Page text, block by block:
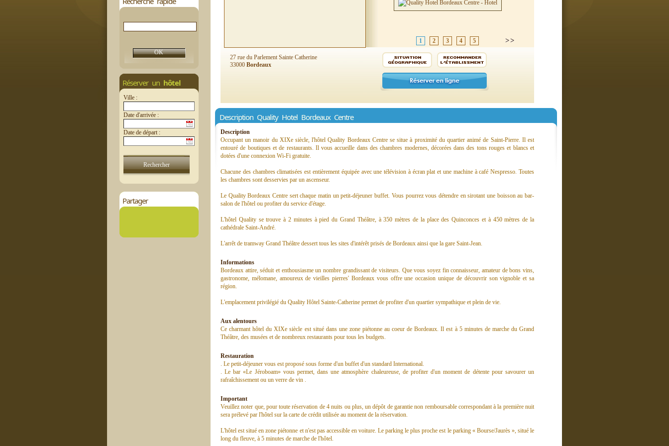
Réserver un hôtel
Ville :
Date d'arrivée :
Date de départ :
Partager
1 2 3 4 5
27 rue du Parlement Sainte Catherine
33000 Bordeaux
Description Quality Hotel Bordeaux Centre
Description
Occupant un manoir du XIXe siècle, l'hôtel Quality Bordeaux Centre se situe à proximité du quartier animé de Saint-Pierre. Il est
entouré de boutiques et de restaurants. Il vous accueille dans des chambres modernes, décorées dans des tons rouges et blancs et
dotées d'une connexion Wi-Fi gratuite.
Chacune des chambres climatisées est entièrement équipée avec une télévision à écran plat et une machine à café Nespresso. Toutes
les chambres sont desservies par un ascenseur.
Le Quality Bordeaux Centre sert chaque matin un petit-déjeuner buffet. Vous pourrez vous détendre en sirotant une boisson au bar-
salon de l'hôtel ou profiter du service d'étage.
L'hôtel Quality se trouve à 2 minutes à pied du Grand Théâtre, à 350 mètres de la place des Quinconces et à 450 mètres de la
cathédrale Saint-André.
L'arrêt de tramway Grand Théâtre dessert tous les sites d'intérêt prisés de Bordeaux ainsi que la gare Saint-Jean.
Informations
Bordeaux attire, séduit et enthousiasme un nombre grandissant de visiteurs. Que vous soyez fin connaisseur, amateur de bons vins,
gastronome, mélomane, amoureux de vieilles pierres' Bordeaux vous offre une occasion unique de découvrir son vignoble et sa
région.
L'emplacement privilégié du Quality Hôtel Sainte-Catherine permet de profiter d'un quartier sympathique et plein de vie.
Aux alentours
Ce charmant hôtel du XIXe siècle est situé dans une zone piétonne au coeur de Bordeaux. Il est à 5 minutes de marche du Grand
Théâtre, des musées et de nombreux restaurants pour tous les budgets.
Restauration
. Le petit-déjeuner vous est proposé sous forme d'un buffet d'un standard International.
. Le bar «Le Jéroboam» vous permet, dans une atmosphère chaleureuse, de profiter d'un moment de détente pour savourer un
rafraîchissement ou un verre de vin .
Important
Veuillez noter que, pour toute réservation de 4 nuits ou plus, un dépôt de garantie non remboursable correspondant à la première nuit
sera prélevé par l'hôtel sur la carte de crédit utilisée au moment de la réservation.
L'hôtel est situé en zone piétonne et n'est pas accessible en voiture. Le parking le plus proche est le parking « Bourse/Jaurès », situé le
long du fleuve, à 5 minutes de marche de l'hôtel.